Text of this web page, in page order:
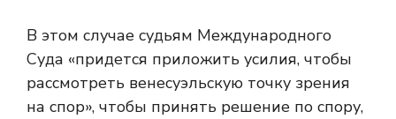
В этом случае судьям Международного
Суда «придется приложить усилия, чтобы
рассмотреть венесуэльскую точку зрения
на спор», чтобы принять решение по спору,